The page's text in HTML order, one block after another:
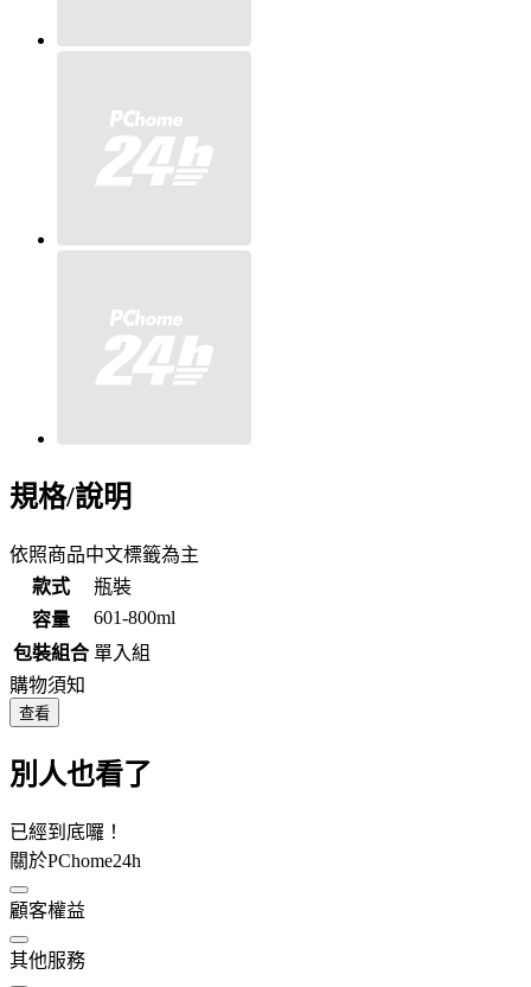
規格/說明
依照商品中文標籤為主
款式
瓶裝
容量
601-800ml
包裝組合 單入組
購物須知
查看
別人也看了
已經到底囉！
關於PChome24h
顧客權益
其他服務